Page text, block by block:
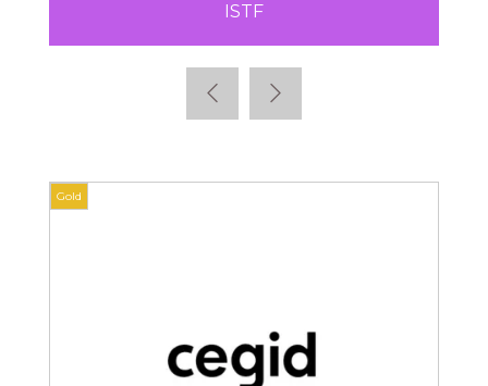
ISTF
Gold